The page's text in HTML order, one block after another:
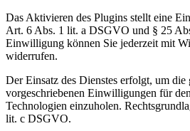
Das Aktivieren des Plugins stellt eine
Art. 6 Abs. 1 lit. a DSGVO und § 25
Einwilligung können Sie jederzeit mit
widerrufen.
Der Einsatz des Dienstes erfolgt, um die
vorgeschriebenen Einwilligungen für
Technologien einzuholen.
lit. c DSGVO.